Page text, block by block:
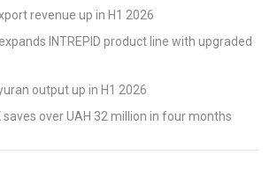
revenue up in H1 2026
INTREPID product line with upgraded
output up in H1 2026
saves over UAH 32 million in four months